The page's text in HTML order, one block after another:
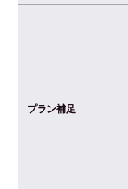
プラン補足